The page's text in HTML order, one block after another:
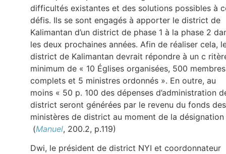
difficultés existantes et des solutions possibles à
défis. Ils se sont engagés à apporter le district de
Kalimantan d’un district de phase 1 à la phase 2
les deux prochaines années. Afin de réaliser cela,
district de Kalimantan devrait répondre à un c
minimum de « 10 Églises organisées, 500 membres
complets et 5 ministres ordonnés ». En outre, au
moins « 50 p. 100 des dépenses d’administration
district seront générées par le revenu du fonds des
ministères de district au moment de la désignation
(Manuel, 200.2, p.119)
Dwi, le président de district NYI et coordonnateur